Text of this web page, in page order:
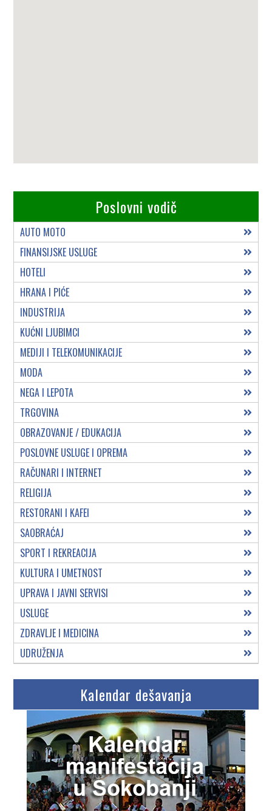
Poslovni vodič
AUTO MOTO
FINANSIJSKE USLUGE
HOTELI
HRANA I PIĆE
INDUSTRIJA
KUĆNI LJUBIMCI
MEDIJI I TELEKOMUNIKACIJE
MODA
NEGA I LEPOTA
TRGOVINA
OBRAZOVANJE / EDUKACIJA
POSLOVNE USLUGE I OPREMA
RAČUNARI I INTERNET
RELIGIJA
RESTORANI I KAFEI
SAOBRAĆAJ
SPORT I REKREACIJA
KULTURA I UMETNOST
UPRAVA I JAVNI SERVISI
USLUGE
ZDRAVLJE I MEDICINA
UDRUŽENJA
Kalendar dešavanja